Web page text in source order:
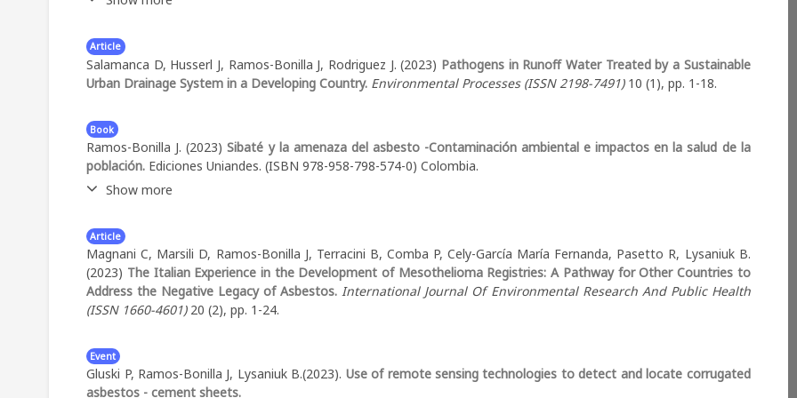
bringing to light previously undetected, if not undetectable, localized excesses of ARD whose discovery might
diseases in the affected communities.
Abstract:
Soil-Contaminated Areas of Sibaté, Colombia: An Agent-Based Modeling Approach, International Society of
Exposure Science, Chicago, USA, August 27-31, 2023
Article
Salamanca D, Husserl J, Ramos-Bonilla J, Rodriguez J. (2023) Pathogens in Runoff Water Treated by a Sustainable
Urban Drainage System in a Developing Country. Environmental Processes (ISSN 2198-7491)10 (1), pp. 1-18.
Book
Ramos-Bonilla J. (2023)Sibaté y la amenaza del asbesto -Contaminación ambiental e impactos en la salud de la
población. Ediciones Uniandes. (ISBN 978-958-798-574-0) Colombia.
Show more
Abstract:
respuesta a una serie de denuncias que habitantes del municipio de Sibaté (Cundinamarca) estaban haciendo
en medios de comunicación, sobre lo que ellos percibían era un número muy elevado de personas
diagnosticadas con enfermedades que podían ser causadas por la exposición al asbesto. El grupo de
investigadores que presentamos este trabajo decidimos estudiar en más detalle las denuncias, y después de
varios años de trabajo concluimos que las denuncias de los habitantes están soportadas por la evidencia, tal
Key Words: Colombia Asbesto mesotelioma Sibaté Sitios contaminados
Article
Magnani C, Marsili D, Ramos-Bonilla J, Terracini B, Comba P, Cely-García María Fernanda, Pasetto R, Lysaniuk B.
(2023) The Italian Experience in the Development of Mesothelioma Registries: A Pathway for Other Countries to
Address the Negative Legacy of Asbestos. International Journal Of Environmental Research And Public Health
(ISSN 1660-4601)20 (2), pp. 1-24.
Event
Gluski P, Ramos-Bonilla J, Lysaniuk B.(2023). Use of remote sensing technologies to detect and locate corrugated
asbestos - cement sheets.